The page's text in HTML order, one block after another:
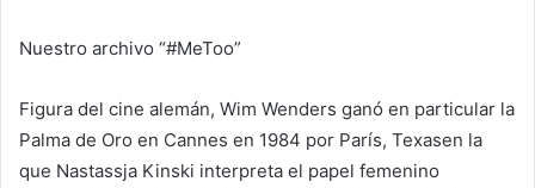
Nuestro archivo “#MeToo”
Figura del cine alemán, Wim Wenders ganó en particular la
Palma de Oro en Cannes en 1984 por París, Texasen la
que Nastassja Kinski interpreta el papel femenino